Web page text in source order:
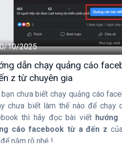
10/2025
dẫn chạy quảng cáo
z từ chuyên gia
bạn chưa biết chạy quảng cáo
chưa biết làm thế nào để chạy
thì hãy đọc bài viết hướng
cáo facebook từ a đến z
để nắm rõ nhé !